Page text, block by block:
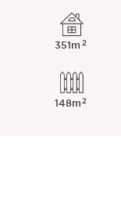
351m2
148m2